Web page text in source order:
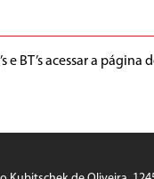
e BT’s acessar a